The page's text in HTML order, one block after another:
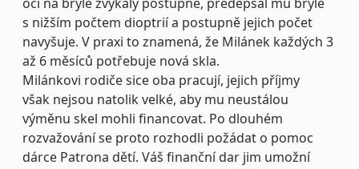
s nižším počtem dioptrií a postupně jejich počet
navyšuje. V praxi to znamená, že Milánek každých 3
až 6 měsíců potřebuje nová skla.
Milánkovi rodiče sice oba pracují, jejich příjmy
však nejsou natolik velké, aby mu neustálou
výměnu skel mohli financovat. Po dlouhém
rozvažování se proto rozhodli požádat o pomoc
dárce Patrona dětí. Váš finanční dar jim umožní